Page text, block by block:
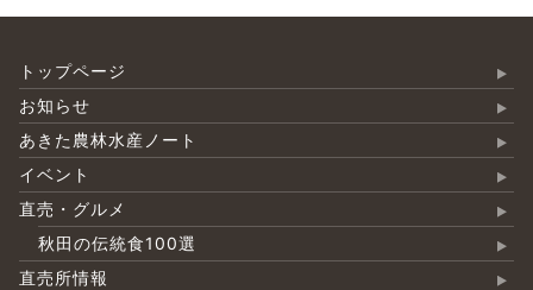
トップページ
お知らせ
あきた農林水産ノート
イベント
直売・グルメ
秋田の伝統食100選
直売所情報